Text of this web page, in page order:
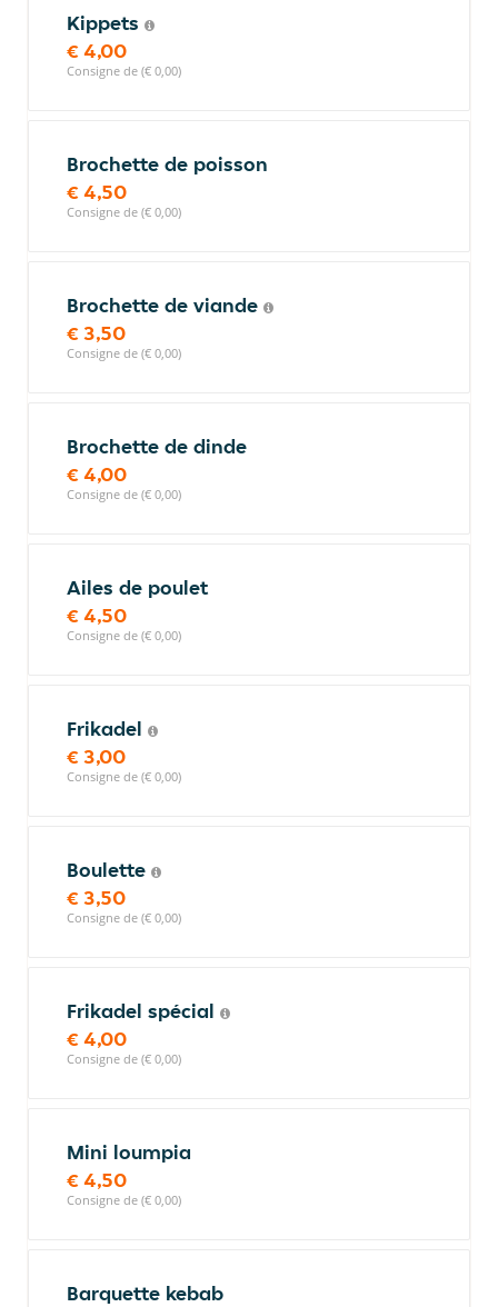
Kippets
€ 4,00
Consigne de (€ 0,00)
Brochette de poisson
€ 4,50
Consigne de (€ 0,00)
Brochette de viande
€ 3,50
Consigne de (€ 0,00)
Brochette de dinde
€ 4,00
Consigne de (€ 0,00)
Ailes de poulet
€ 4,50
Consigne de (€ 0,00)
Frikadel
€ 3,00
Consigne de (€ 0,00)
Boulette
€ 3,50
Consigne de (€ 0,00)
Frikadel spécial
€ 4,00
Consigne de (€ 0,00)
Mini loumpia
€ 4,50
Consigne de (€ 0,00)
Barquette kebab